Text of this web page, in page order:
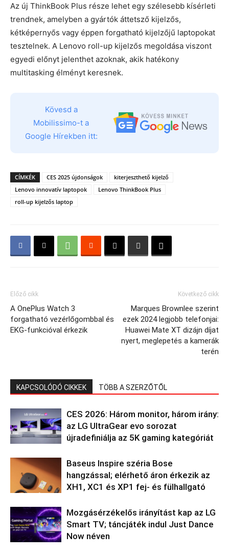
Az új ThinkBook Plus része lehet egy szélesebb kísérleti
trendnek, amelyben a gyártók áttetsző kijelzős,
kétképernyős vagy éppen forgatható kijelzőjű laptopokat
tesztelnek. A Lenovo roll-up kijelzős megoldása viszont
egyedi előnyt jelenthet azoknak, akik hatékony
multitasking élményt keresnek.
Kövesd a
Mobilissimo-t a
Google Hírekben itt:
CÍMKÉK CES 2025 újdonságok
kiterjeszthető kijelző
Lenovo innovatív laptopok
Lenovo ThinkBook Plus
roll-up kijelzős laptop
Előző cikk
A OnePlus Watch 3
forgatható vezérlőgombbal és
EKG-funkcióval érkezik
Következő cikk
Marques Brownlee szerint
ezek 2024 legjobb telefonjai:
Huawei Mate XT dizájn díjat
nyert, meglepetés a kamerák
terén
KAPCSOLÓDÓ CIKKEK TÖBB A SZERZŐTŐL
CES 2026: Három monitor, három irány:
az LG UltraGear evo sorozat
újradefiniálja az 5K gaming kategóriát
Baseus Inspire széria Bose
hangzással; elérhető áron érkezik az
XH1, XC1 és XP1 fej- és fülhallgató
Mozgásérzékelős irányítást kap az LG
Smart TV; táncjáték indul Just Dance
Now néven